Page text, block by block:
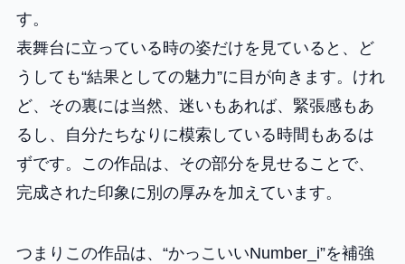
す。
表舞台に立っている時の姿だけを見ていると、ど
うしても“結果としての魅力”に目が向きます。けれ
ど、その裏には当然、迷いもあれば、緊張感もあ
るし、自分たちなりに模索している時間もあるは
ずです。この作品は、その部分を見せることで、
完成された印象に別の厚みを加えています。
つまりこの作品は、“かっこいいNumber_i”を補強